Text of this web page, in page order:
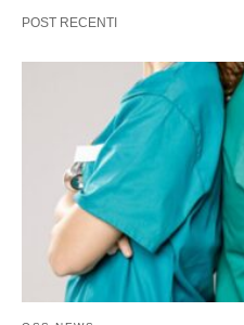
POST RECENTI